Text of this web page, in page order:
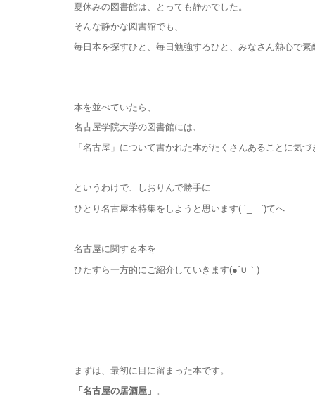
夏休みの図書館は、とっても静かでした。
そんな静かな図書館でも、
毎日本を探すひと、毎日勉強するひと、みなさん熱心で素
本を並べていたら、
名古屋学院大学の図書館には、
「名古屋」について書かれた本がたくさんあることに気づ
というわけで、しおりんで勝手に
ひとり名古屋本特集をしようと思います( ´_ `)てへ
名古屋に関する本を
ひたすら一方的にご紹介していきます(●´∪ ｀ )
まずは、最初に目に留まった本です。
「名古屋の居酒屋」 。